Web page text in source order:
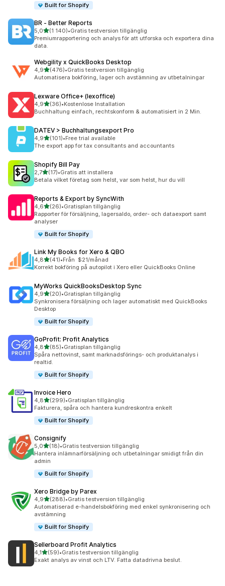
Built for Shopify
BR ‑ Better Reports
5,0av 5 stjärnor
(1 140)
1140 recensioner totalt
•Gratis testversion tillgänglig
Premiumrapportering och analys för att utforska och exportera dina
data.
Webgility x QuickBooks Desktop
4,9av 5 stjärnor
(476)
476 recensioner totalt
•Gratis testversion tillgänglig
Automatisera bokföring, lager och avstämning av utbetalningar
Lexware Office+ (lexoffice)
4,9av 5 stjärnor
(36)
36 recensioner totalt
•Kostenlose Installation
Buchhaltung einfach, rechtskonform & automatisiert in 2 Min.
DATEV > Buchhaltungsexport Pro
4,9av 5 stjärnor
(101)
101 recensioner totalt
•Free trial available
The export app for tax consultants and accountants
Shopify Bill Pay
2,7av 5 stjärnor
(17)
17 recensioner totalt
•Gratis att installera
Betala vilket företag som helst, var som helst, hur du vill
Reports & Export by SyncWith
4,6av 5 stjärnor
(26)
26 recensioner totalt
•Gratisplan tillgänglig
Rapporter för försäljning, lagersaldo, order- och dataexport samt
analyser
Built for Shopify
Link My Books for Xero & QBO
4,8av 5 stjärnor
(41)
41 recensioner totalt
•Från $21/månad
Korrekt bokföring på autopilot i Xero eller QuickBooks Online
MyWorks QuickBooksDesktop Sync
4,9av 5 stjärnor
(20)
20 recensioner totalt
•Gratisplan tillgänglig
Synkronisera försäljning och lager automatiskt med QuickBooks
Desktop
Built for Shopify
GoProfit: Profit Analytics
4,8av 5 stjärnor
(85)
85 recensioner totalt
•Gratisplan tillgänglig
Spåra nettovinst, samt marknadsförings- och produktanalys i
realtid.
Built for Shopify
Invoice Hero
4,8av 5 stjärnor
(299)
299 recensioner totalt
•Gratisplan tillgänglig
Fakturera, spåra och hantera kundreskontra enkelt
Built for Shopify
Consignify
5,0av 5 stjärnor
(18)
18 recensioner totalt
•Gratis testversion tillgänglig
Hantera inlämnarförsäljning och utbetalningar smidigt från din
admin
Built for Shopify
Xero Bridge by Parex
4,9av 5 stjärnor
(288)
288 recensioner totalt
•Gratis testversion tillgänglig
Automatiserad e-handelsbokföring med enkel synkronisering och
avstämning
Built for Shopify
Sellerboard Profit Analytics
4,1av 5 stjärnor
(59)
59 recensioner totalt
•Gratis testversion tillgänglig
Exakt analys av vinst och LTV. Fatta datadrivna beslut.